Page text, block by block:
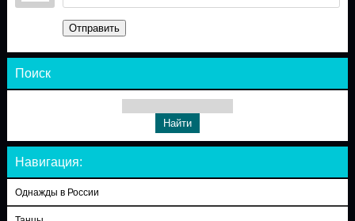
Отправить
Поиск
Навигация:
Однажды в России